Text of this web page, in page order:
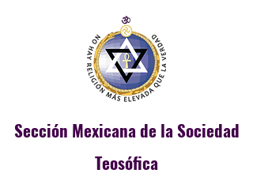
Sección Mexicana de la Sociedad
Teosófica